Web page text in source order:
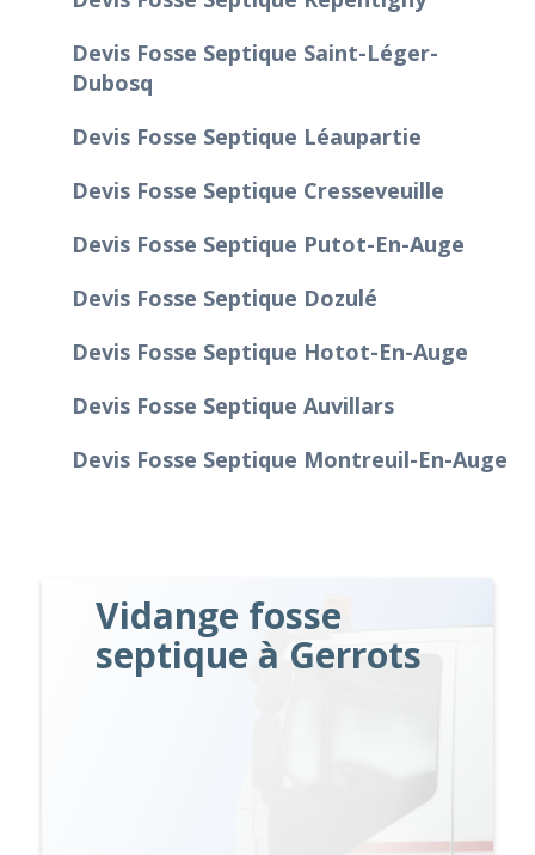
Devis Fosse Septique Saint-Léger-
Dubosq
Devis Fosse Septique Léaupartie
Devis Fosse Septique Cresseveuille
Devis Fosse Septique Putot-En-Auge
Devis Fosse Septique Dozulé
Devis Fosse Septique Hotot-En-Auge
Devis Fosse Septique Auvillars
Devis Fosse Septique Montreuil-En-Auge
Vidange fosse
septique à Gerrots